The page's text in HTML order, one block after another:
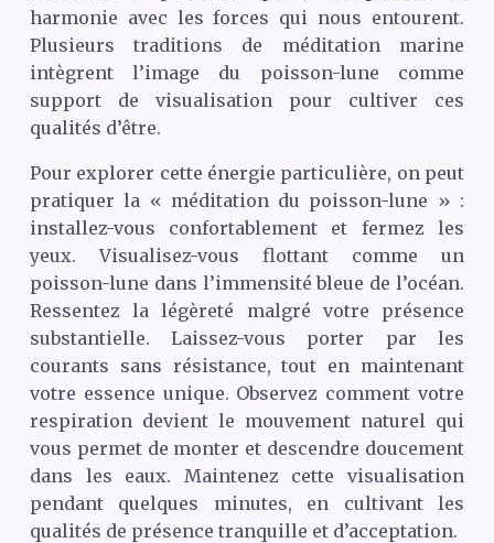
harmonie avec les forces qui nous entourent.
Plusieurs traditions de méditation marine
intègrent l’image du poisson-lune comme
support de visualisation pour cultiver ces
qualités d’être.
Pour explorer cette énergie particulière, on peut
pratiquer la « méditation du poisson-lune » :
installez-vous confortablement et fermez les
yeux. Visualisez-vous flottant comme un
poisson-lune dans l’immensité bleue de l’océan.
Ressentez la légèreté malgré votre présence
substantielle. Laissez-vous porter par les
courants sans résistance, tout en maintenant
votre essence unique. Observez comment votre
respiration devient le mouvement naturel qui
vous permet de monter et descendre doucement
dans les eaux. Maintenez cette visualisation
pendant quelques minutes, en cultivant les
qualités de présence tranquille et d’acceptation.